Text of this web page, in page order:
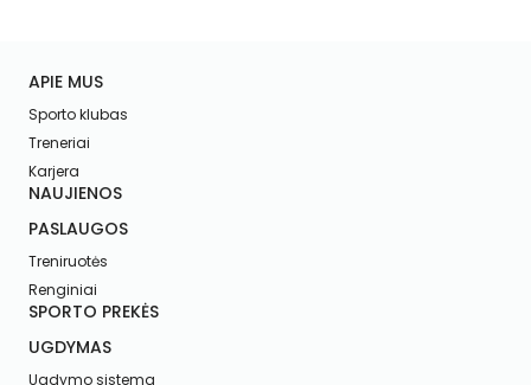
APIE MUS
Sporto klubas
Treneriai
Karjera
NAUJIENOS
PASLAUGOS
Treniruotės
Renginiai
SPORTO PREKĖS
UGDYMAS
Ugdymo sistema